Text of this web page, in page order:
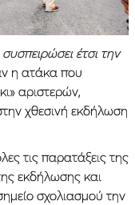
έτσι την
η ατάκα που
αριστερών,
χθεσινή εκδήλωση
τις παρατάξεις της
εκδήλωσης και
σχολιασμού την